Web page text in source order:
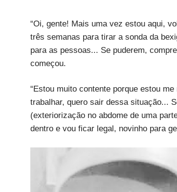
“Oi, gente! Mais uma vez estou aqui,
três semanas para tirar a sonda da
para as pessoas... Se puderem,
começou.
“Estou muito contente porque estou
trabalhar, quero sair dessa situação...
(exteriorização no abdome de uma
dentro e vou ficar legal, novinho para